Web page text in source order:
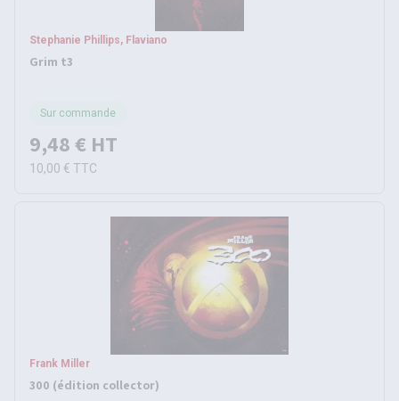
Stephanie Phillips, Flaviano
Grim t3
Sur commande
9,48 € HT
10,00 € TTC
Frank Miller
300 (édition collector)